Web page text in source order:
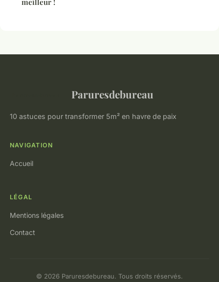
meilleur !
Paruresdebureau
10 astuces pour transformer 5m² en havre de paix
NAVIGATION
Accueil
LÉGAL
Mentions légales
Contact
© 2026 Paruresdebureau. Tous droits réservés.